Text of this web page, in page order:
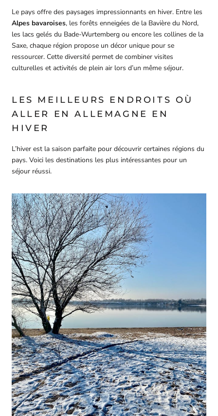
Le pays offre des paysages impressionnants en hiver. Entre les
Alpes bavaroises, les forêts enneigées de la Bavière du Nord,
les lacs gelés du Bade-Wurtemberg ou encore les collines de la
Saxe, chaque région propose un décor unique pour se
ressourcer. Cette diversité permet de combiner visites
culturelles et activités de plein air lors d’un même séjour.
LES MEILLEURS ENDROITS OÙ
ALLER EN ALLEMAGNE EN
HIVER
L’hiver est la saison parfaite pour découvrir certaines régions du
pays. Voici les destinations les plus intéressantes pour un
séjour réussi.